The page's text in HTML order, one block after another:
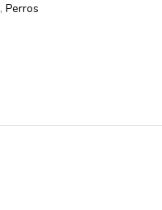
, Perros